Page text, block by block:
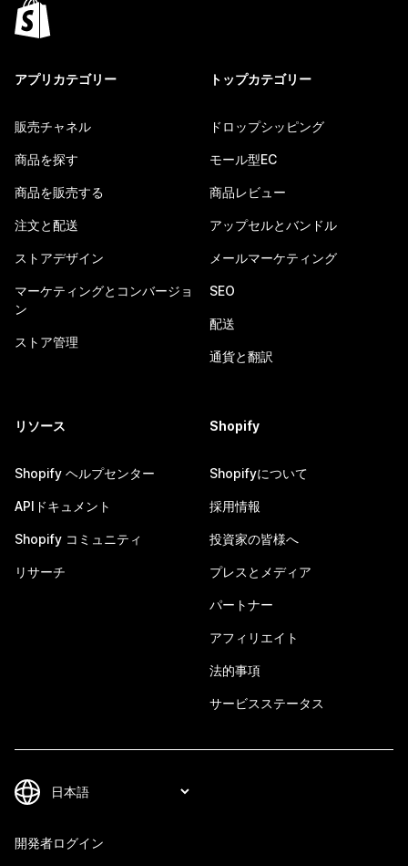
アプリカテゴリー
販売チャネル
商品を探す
商品を販売する
注文と配送
ストアデザイン
マーケティングとコンバージョ
ン
ストア管理
トップカテゴリー
ドロップシッピング
モール型EC
商品レビュー
アップセルとバンドル
メールマーケティング
SEO
配送
通貨と翻訳
リソース
Shopify ヘルプセンター
APIドキュメント
Shopify コミュニティ
リサーチ
Shopify
Shopifyについて
採用情報
投資家の皆様へ
プレスとメディア
パートナー
アフィリエイト
法的事項
サービスステータス
開発者ログイン